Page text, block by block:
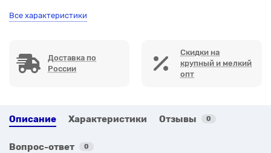
Все характеристики
Доставка по
России
Скидки на
крупный и мелкий
опт
Описание Характеристики Отзывы 0
Вопрос-ответ 0